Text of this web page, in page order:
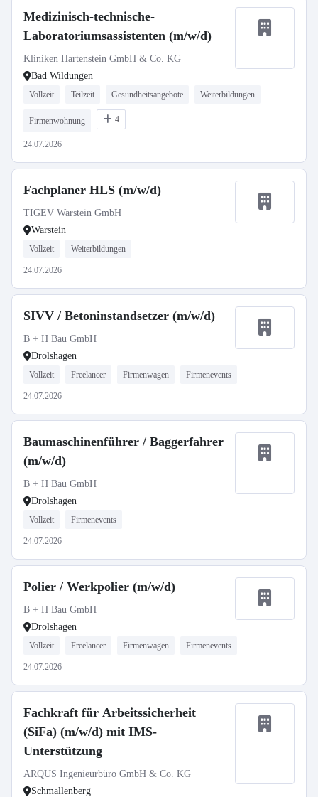
Medizinisch-technische-
Laboratoriumsassistenten (m/w/d)
Kliniken Hartenstein GmbH & Co. KG
Bad Wildungen
Vollzeit Teilzeit Gesundheitsangebote Weiterbildungen
Firmenwohnung 4
24.07.2026
Fachplaner HLS (m/w/d)
TIGEV Warstein GmbH
Warstein
Vollzeit Weiterbildungen
24.07.2026
SIVV / Betoninstandsetzer (m/w/d)
B + H Bau GmbH
Drolshagen
Vollzeit Freelancer Firmenwagen Firmenevents
24.07.2026
Baumaschinenführer / Baggerfahrer
(m/w/d)
B + H Bau GmbH
Drolshagen
Vollzeit Firmenevents
24.07.2026
Polier / Werkpolier (m/w/d)
B + H Bau GmbH
Drolshagen
Vollzeit Freelancer Firmenwagen Firmenevents
24.07.2026
Fachkraft für Arbeitssicherheit
(SiFa) (m/w/d) mit IMS-
Unterstützung
ARQUS Ingenieurbüro GmbH & Co. KG
Schmallenberg